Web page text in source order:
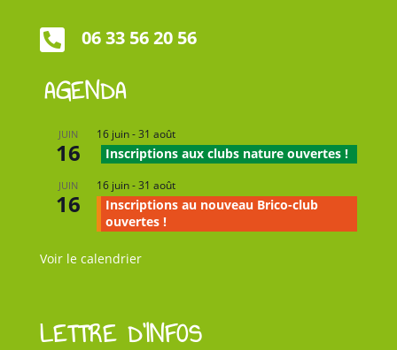
 06 33 56 20 56
AGENDA
JUIN
16
16 juin-31 août
Inscriptions aux clubs nature ouvertes !
JUIN
16
16 juin-31 août
Inscriptions au nouveau Brico-club
ouvertes !
Voir le calendrier
LETTRE D’INFOS